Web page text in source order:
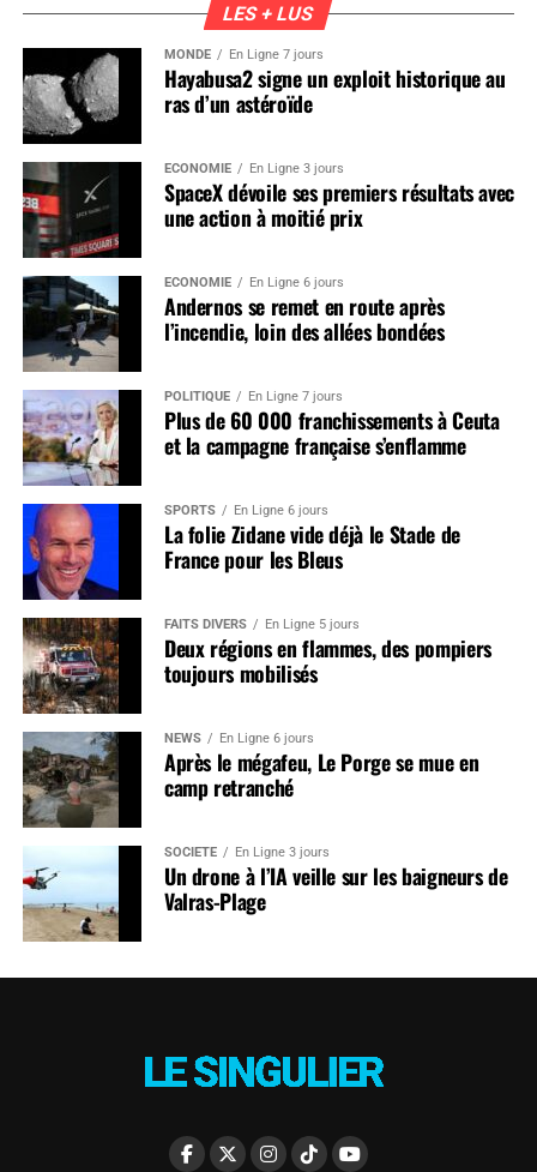
LES + LUS
MONDE En Ligne 7 jours
Hayabusa2 signe un exploit historique au
ras d’un astéroïde
ÉCONOMIE En Ligne 3 jours
SpaceX dévoile ses premiers résultats avec
une action à moitié prix
ÉCONOMIE En Ligne 6 jours
Andernos se remet en route après
l’incendie, loin des allées bondées
POLITIQUE En Ligne 7 jours
Plus de 60 000 franchissements à Ceuta
et la campagne française s’enflamme
SPORTS En Ligne 6 jours
La folie Zidane vide déjà le Stade de
France pour les Bleus
FAITS DIVERS En Ligne 5 jours
Deux régions en flammes, des pompiers
toujours mobilisés
NEWS En Ligne 6 jours
Après le mégafeu, Le Porge se mue en
camp retranché
SOCIÉTÉ En Ligne 3 jours
Un drone à l’IA veille sur les baigneurs de
Valras-Plage